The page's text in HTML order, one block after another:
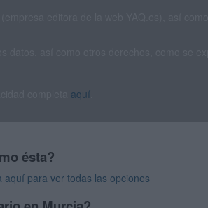
aquí
ésta?
aquí para ver todas las opciones